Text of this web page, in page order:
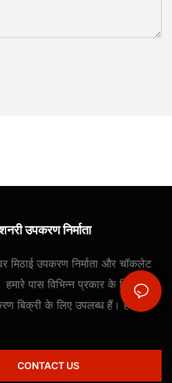
उपकरण निर्माता
मिठाई उपकरण निर्माता और चॉकलेट
हमारे पास विभिन्न प्रकार के मिठाई
बिक्री के लिए उपलब्ध हैं। हमसे
CONTACT US